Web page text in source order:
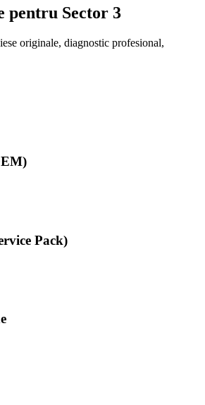
pentru Sector 3
originale, diagnostic profesional,
Pack)